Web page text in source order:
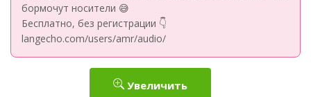
бормочут носители 😅
Бесплатно, без регистрации 👇
langecho.com/users/amr/audio/
Увеличить